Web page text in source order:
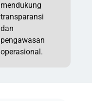
mendukung
transparansi
dan
pengawasan
operasional.